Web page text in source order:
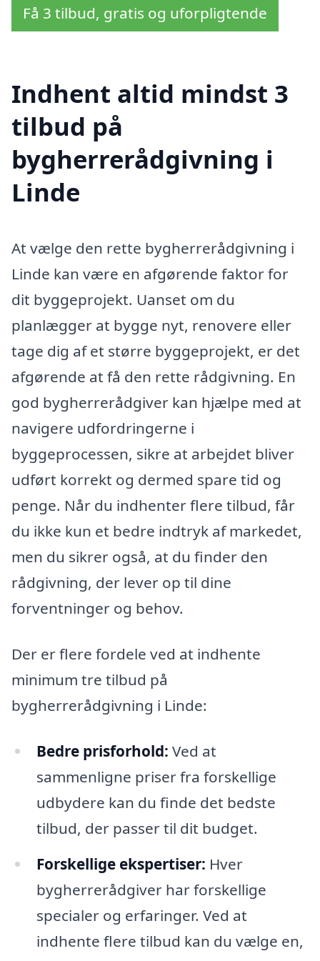
Få 3 tilbud, gratis og uforpligtende
Indhent altid mindst 3
tilbud på
bygherrerådgivning i
Linde
At vælge den rette bygherrerådgivning i
Linde kan være en afgørende faktor for
dit byggeprojekt. Uanset om du
planlægger at bygge nyt, renovere eller
tage dig af et større byggeprojekt, er det
afgørende at få den rette rådgivning. En
god bygherrerådgiver kan hjælpe med at
navigere udfordringerne i
byggeprocessen, sikre at arbejdet bliver
udført korrekt og dermed spare tid og
penge. Når du indhenter flere tilbud, får
du ikke kun et bedre indtryk af markedet,
men du sikrer også, at du finder den
rådgivning, der lever op til dine
forventninger og behov.
Der er flere fordele ved at indhente
minimum tre tilbud på
bygherrerådgivning i Linde:
Bedre prisforhold: Ved at
sammenligne priser fra forskellige
udbydere kan du finde det bedste
tilbud, der passer til dit budget.
Forskellige ekspertiser: Hver
bygherrerådgiver har forskellige
specialer og erfaringer. Ved at
indhente flere tilbud kan du vælge en,